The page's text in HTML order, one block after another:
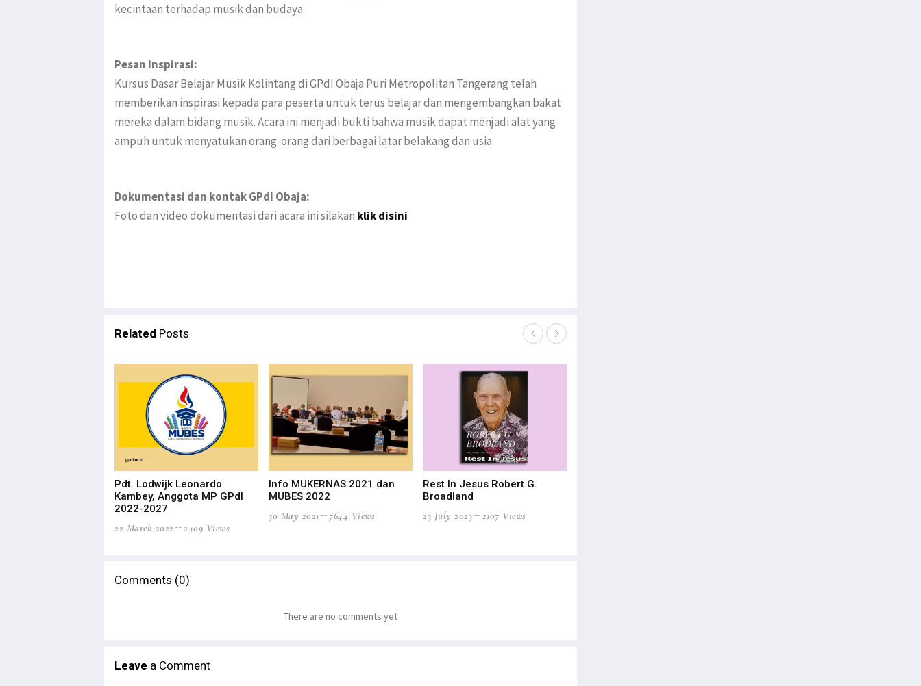
kecintaan terhadap musik dan budaya.
Pesan Inspirasi:
Kursus Dasar Belajar Musik Kolintang di GPdI Obaja Puri Metropolitan Tangerang telah
memberikan inspirasi kepada para peserta untuk terus belajar dan mengembangkan bakat
mereka dalam bidang musik. Acara ini menjadi bukti bahwa musik dapat menjadi alat yang
ampuh untuk menyatukan orang-orang dari berbagai latar belakang dan usia.
Dokumentasi dan kontak GPdI Obaja:
Foto dan video dokumentasi dari acara ini silakan klik disini
Related Posts
Pdt. Lodwijk Leonardo
Kambey, Anggota MP GPdI
2022-2027
22 March 2022
2409 Views
Info MUKERNAS 2021 dan
MUBES 2022
30 May 2021
7644 Views
Rest In Jesus Robert G.
Broadland
23 July 2023
2107 Views
Comments (0)
There are no comments yet
Leave a Comment